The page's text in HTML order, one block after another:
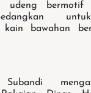
udeng bermotif
kain bawahan